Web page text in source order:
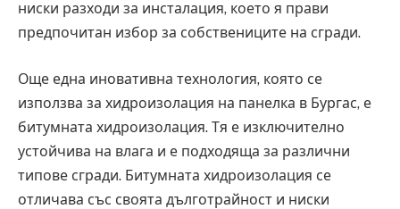
ниски разходи за инсталация, което я прави
предпочитан избор за собствениците на сгради.
Още една иновативна технология, която се
използва за хидроизолация на панелка в Бургас, е
битумната хидроизолация. Тя е изключително
устойчива на влага и е подходяща за различни
типове сгради. Битумната хидроизолация се
отличава със своята дълготрайност и ниски